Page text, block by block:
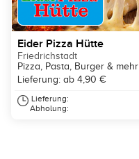
Eider Pizza Hütte
Friedrichstadt
Pizza, Pasta, Burger & mehr
Lieferung: ab 4,90 €
Lieferung:
Abholung: